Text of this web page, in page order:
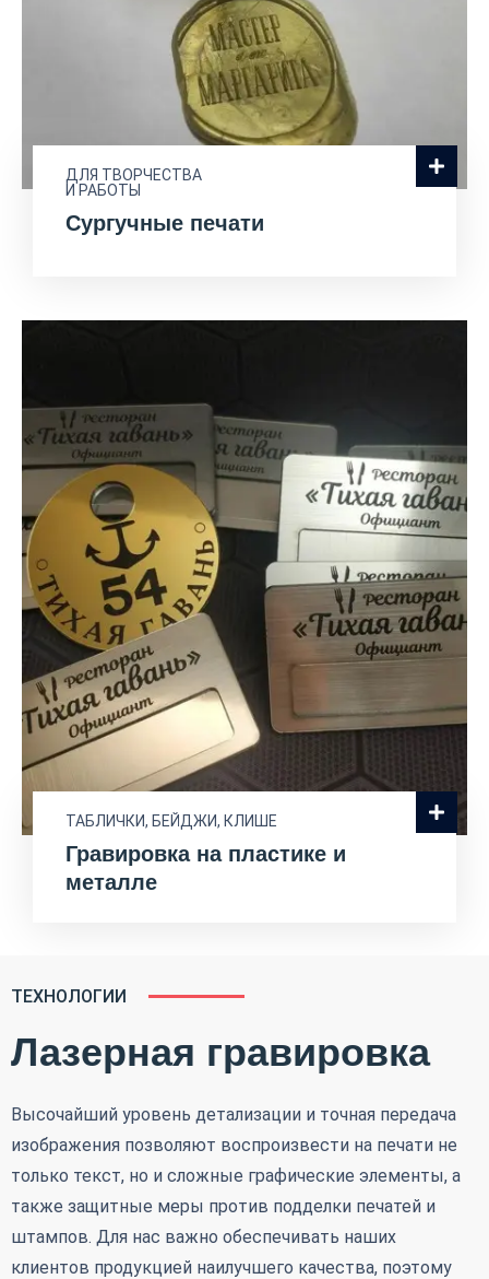
ДЛЯ ТВОРЧЕСТВА
И РАБОТЫ
Сургучные печати
ТАБЛИЧКИ, БЕЙДЖИ, КЛИШЕ
Гравировка на пластике и
металле
ТЕХНОЛОГИИ
Лазерная гравировка
Высочайший уровень детализации и точная передача
изображения позволяют воспроизвести на печати не
только текст, но и сложные графические элементы, а
также защитные меры против подделки печатей и
штампов. Для нас важно обеспечивать наших
клиентов продукцией наилучшего качества, поэтому